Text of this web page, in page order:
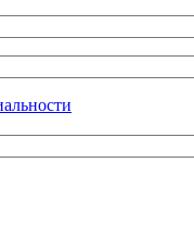
*